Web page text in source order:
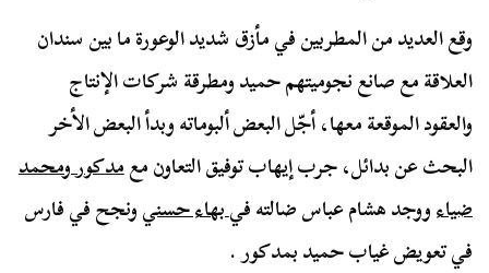
وقع العديد من المطربين في مأزق شديد الوعورة ما بين سندان
العلاقة مع صانع نجوميتهم حميد ومطرقة شركات الإنتاج
والعقود الموقعة معها، أجّل البعض ألبوماته وبدأ البعض الأخر
البحث عن بدائل، جرب إيهاب توفيق التعاون معمدكور ومحمد
ضياءووجد هشام عباس ضالته فيبهاء حسنيونجح في فارس
في تعويض غياب حميد بمدكور .